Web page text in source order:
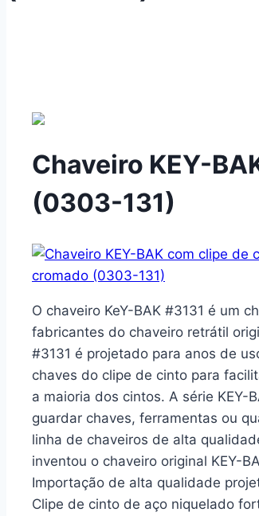
Chaveiro KEY-
(0303-131)
O chaveiro KeY-BAK #3131 é um
fabricantes do chaveiro retrátil
#3131 é projetado para anos de
chaves do clipe de cinto para
a maioria dos cintos. A série KEY-
guardar chaves, ferramentas ou
linha de chaveiros de alta
inventou o chaveiro original KEY-
Importação de alta qualidade
Clipe de cinto de aço niquelado